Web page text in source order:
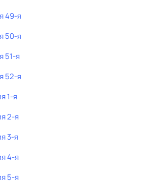
49-я
50-я
51-я
52-я
1-я
2-я
3-я
4-я
5-я